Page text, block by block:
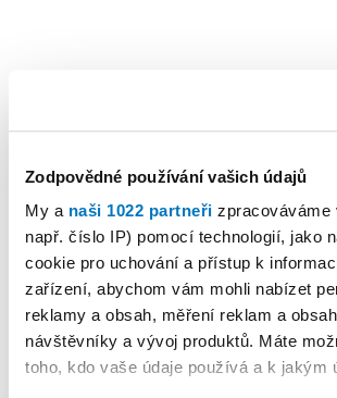
Zodpovědné používání vašich údajů
My a naši 1022 partneři zpracováváme
např. číslo IP) pomocí technologií, jako
cookie pro uchování a přístup k
zařízení, abychom vám mohli nabízet
reklamy a obsah, měření reklam a
návštěvníky a vývoj produktů. Máte
toho, kdo vaše údaje používá a k jakým